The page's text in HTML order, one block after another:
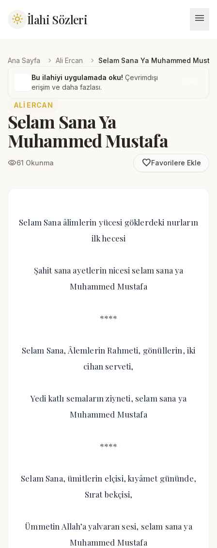
light_mode İlahi Sözleri menu
Ana Sayfa chevron_right Ali Ercan chevron_right Selam Sana Ya Muhammed
Bu ilahiyi uygulamada oku! Çevrimdışı
erişim ve daha fazlası.
ALI ERCAN
Selam Sana Ya
Muhammed Mustafa
visibility61 Okunma favorite_borderFavorilere Ekle
Selam Sana âlimlerin yücesi göklerdeki nurların
ilk hecesi
Şahit sana ayetlerin nicesi selam sana ya
Muhammed Mustafa
****
Selam Sana, Âlemlerin Rahmeti, gönüllerin, iki
cihan serveti,
Yedi katlı semaların ziyneti, selam sana ya
Muhammed Mustafa
****
Selam Sana, ümitlerin elçisi, kıyâmet gününde,
Sırat bekçisi,
Ümmetin Allah’a yalvaran sesi, selam sana ya
Muhammed Mustafa